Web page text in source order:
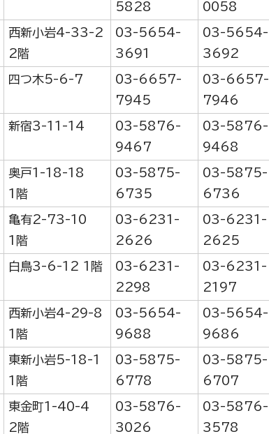
5828
0058
西新小岩4-33-2
2階
03-5654-
3691
03-5654-
3692
四つ木5-6-7
03-6657-
7945
03-6657-
7946
新宿3-11-14
03-5876-
9467
03-5876-
9468
奥戸1-18-18
1階
03-5875-
6735
03-5875-
6736
亀有2-73-10
1階
03-6231-
2626
03-6231-
2625
白鳥3-6-12 1階
03-6231-
2298
03-6231-
2197
西新小岩4-29-8
1階
03-5654-
9688
03-5654-
9686
東新小岩5-18-1
1階
03-5875-
6778
03-5875-
6707
東金町1-40-4
2階
03-5876-
3026
03-5876-
3578